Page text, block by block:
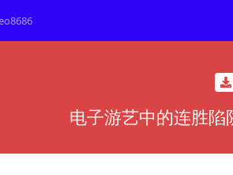
电子游艺中的连胜